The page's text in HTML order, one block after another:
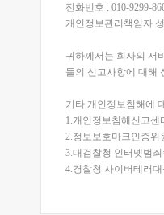
전화번호 : 010-9299-
개인정보관리책임자
귀하께서는 회사의 서
들의 신고사항에 대해
기타 개인정보침해에
1.개인정보침해신고센
2.정보보호마크인증위
3.대검찰청 인터넷범죄
4.경찰청 사이버테러대